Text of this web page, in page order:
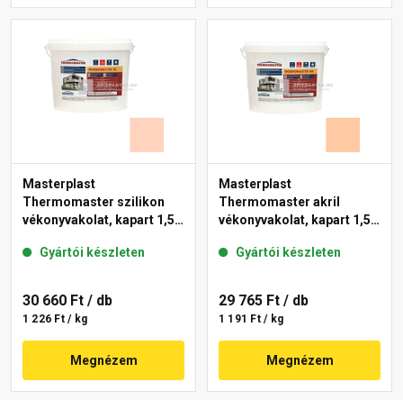
Masterplast
Thermomaster szilikon
vékonyvakolat, kapart 1,5
Gyártói készleten
30 660 Ft / db
1 226 Ft / kg
Megnézem
Masterplast
Thermomaster akril
vékonyvakolat, kapart 1,5
Gyártói készleten
29 765 Ft / db
1 191 Ft / kg
Megnézem